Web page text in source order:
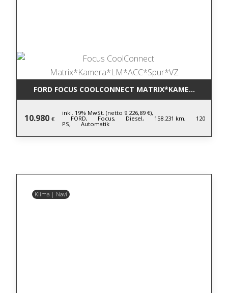
FORD FOCUS COOLCONNECT
10.980 €
inkl. 19% MwSt. (netto 9.226,89 €),
FORD, Focus, Diesel, 158.231 km, 120
PS, Automatik
Klima | Navi